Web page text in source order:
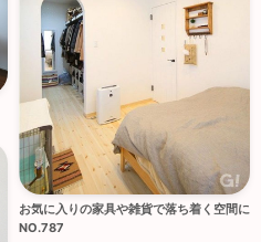
お気に入りの家具や雑貨で落ち着く空間に
NO.787